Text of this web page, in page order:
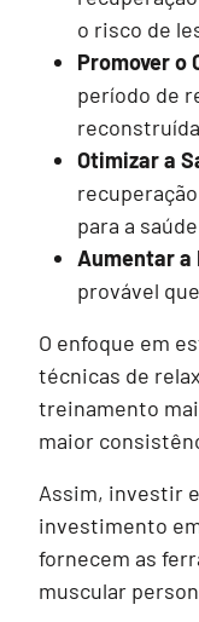
o risco de
Promover o
período de
Otimizar a
para a
Aumentar a
provável
O enfoque em
técnicas de
treinamento
maior
Assim, investir
investimento
fornecem as
muscular